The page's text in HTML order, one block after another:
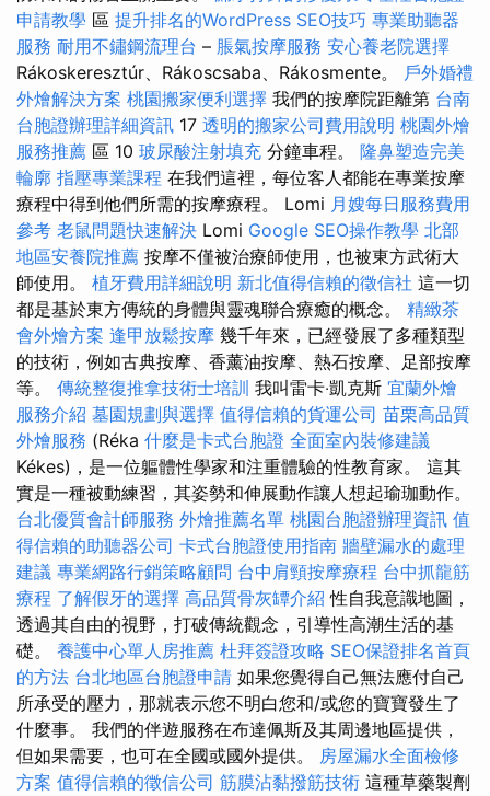
申請教學 區 提升排名的WordPress SEO技巧 專業助聽器
服務 耐用不鏽鋼流理台 – 脹氣按摩服務 安心養老院選擇
Rákoskeresztúr、Rákoscsaba、Rákosmente。 戶外婚禮
外燴解決方案 桃園搬家便利選擇 我們的按摩院距離第 台南
台胞證辦理詳細資訊 17 透明的搬家公司費用說明 桃園外燴
服務推薦 區 10 玻尿酸注射填充 分鐘車程。 隆鼻塑造完美
輪廓 指壓專業課程 在我們這裡，每位客人都能在專業按摩
療程中得到他們所需的按摩療程。 Lomi 月嫂每日服務費用
參考 老鼠問題快速解決 Lomi Google SEO操作教學 北部
地區安養院推薦 按摩不僅被治療師使用，也被東方武術大
師使用。 植牙費用詳細說明 新北值得信賴的徵信社 這一切
都是基於東方傳統的身體與靈魂聯合療癒的概念。 精緻茶
會外燴方案 逢甲放鬆按摩 幾千年來，已經發展了多種類型
的技術，例如古典按摩、香薰油按摩、熱石按摩、足部按摩
等。 傳統整復推拿技術士培訓 我叫雷卡‧凱克斯 宜蘭外燴
服務介紹 墓園規劃與選擇 值得信賴的貨運公司 苗栗高品質
外燴服務 (Réka 什麼是卡式台胞證 全面室內裝修建議
Kékes)，是一位軀體性學家和注重體驗的性教育家。 這其
實是一種被動練習，其姿勢和伸展動作讓人想起瑜珈動作。
台北優質會計師服務 外燴推薦名單 桃園台胞證辦理資訊 值
得信賴的助聽器公司 卡式台胞證使用指南 牆壁漏水的處理
建議 專業網路行銷策略顧問 台中肩頸按摩療程 台中抓龍筋
療程 了解假牙的選擇 高品質骨灰罈介紹 性自我意識地圖，
透過其自由的視野，打破傳統觀念，引導性高潮生活的基
礎。 養護中心單人房推薦 杜拜簽證攻略 SEO保證排名首頁
的方法 台北地區台胞證申請 如果您覺得自己無法應付自己
所承受的壓力，那就表示您不明白您和/或您的寶寶發生了
什麼事。 我們的伴遊服務在布達佩斯及其周邊地區提供，
但如果需要，也可在全國或國外提供。 房屋漏水全面檢修
方案 值得信賴的徵信公司 筋膜沾黏撥筋技術 這種草藥製劑